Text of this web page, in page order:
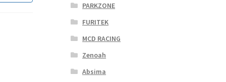
PARKZONE
FURITEK
MCD RACING
Zenoah
Absima